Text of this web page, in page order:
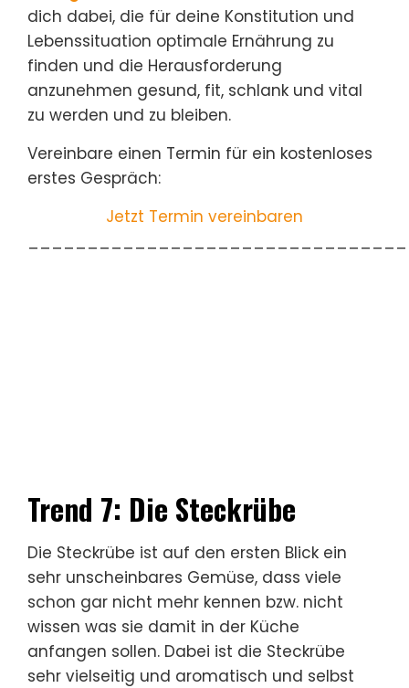
dich dabei, die für deine Konstitution und
Lebenssituation optimale Ernährung zu
finden und die Herausforderung
anzunehmen gesund, fit, schlank und vital
zu werden und zu bleiben.
Vereinbare einen Termin für ein kostenloses
erstes Gespräch:
Jetzt Termin vereinbaren
Trend 7: Die Steckrübe
Die Steckrübe ist auf den ersten Blick ein
sehr unscheinbares Gemüse, dass viele
schon gar nicht mehr kennen bzw. nicht
wissen was sie damit in der Küche
anfangen sollen. Dabei ist die Steckrübe
sehr vielseitig und aromatisch und selbst